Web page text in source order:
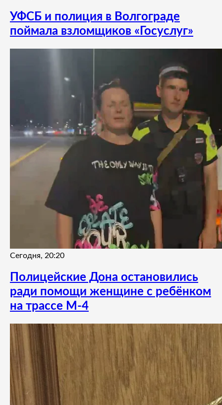
УФСБ и полиция в Волгограде
поймала взломщиков «Госуслуг»
Сегодня, 20:20
Полицейские Дона остановились
ради помощи женщине с ребёнком
на трассе М-4